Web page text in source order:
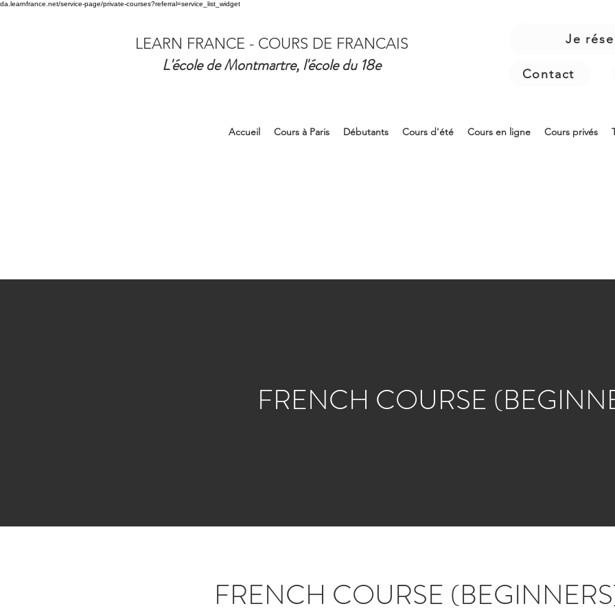
da.learnfrance.net/service-page/private-courses?referral=service_list_widget
LEARN FRANCE - COURS DE FRANCAIS
L'école de Montmartre, l'école du 18e
Je
Contact
Accueil Cours à Paris Débutants Cours d'été Cours en ligne Cours privés
FRENCH COURSE
FRENCH COURSE